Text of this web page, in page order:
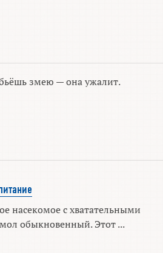
змею — она ужалит.
насекомое с хватательными
обыкновенный. Этот ...